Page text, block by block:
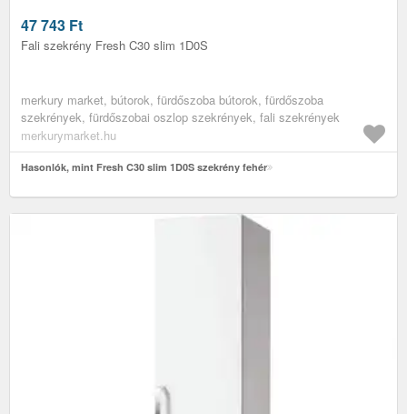
47 743 Ft
Fali szekrény Fresh C30 slim 1D0S
merkury market, bútorok, fürdőszoba bútorok, fürdőszoba
szekrények, fürdőszobai oszlop szekrények, fali szekrények
merkurymarket.hu
Hasonlók, mint Fresh C30 slim 1D0S szekrény fehér